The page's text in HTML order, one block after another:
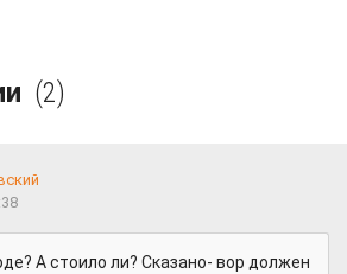
(2)
А стоило ли? Сказано- вор должен